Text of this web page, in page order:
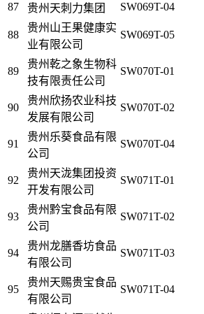
87 贵州天刺力集团 SW069T-04
88
贵州山王果健康实
业有限公司
SW069T-05
89
贵州乾之象生物科
技有限责任公司
SW070T-01
90
贵州欣扬农业科技
发展有限公司
SW070T-02
91
贵州乐葵食品有限
公司
SW070T-04
92
贵州天泷集团投资
开发有限公司
SW071T-01
93
贵州黔宝食品有限
公司
SW071T-02
94
贵州龙膳香坊食品
有限公司
SW071T-03
95
贵州天赐贵宝食品
有限公司
SW071T-04